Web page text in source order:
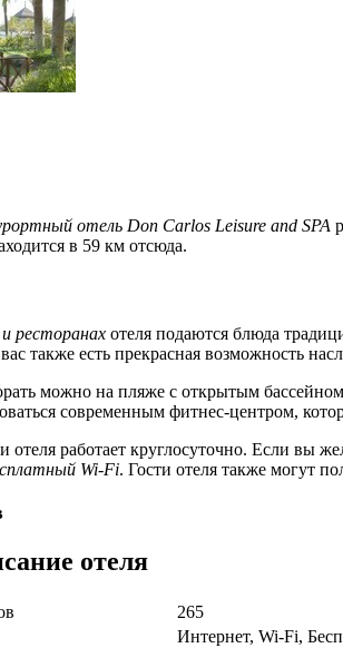
отель Don Carlos Leisure and SPA
в 59 км отсюда.
и ресторанах отеля подаются блюда
также есть прекрасная возможность
можно на пляже с открытым
современным фитнес-центром,
отеля работает круглосуточно. Если вы
Wi-Fi. Гости отеля также могут
отеля
265
Интернет, Wi-Fi,